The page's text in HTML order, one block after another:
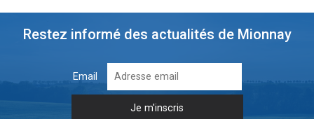
Restez informé des actualités de Mionnay
Email